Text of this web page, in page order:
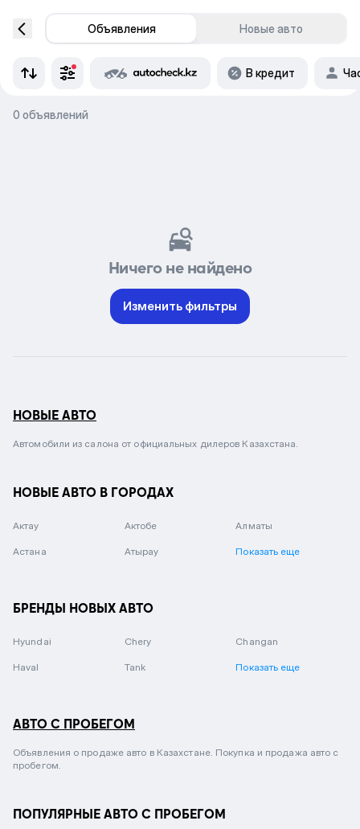
Объявления Новые авто
В кредит
0 объявлений
Ничего не найдено
Изменить фильтры
НОВЫЕ АВТО
Автомобили из салона от официальных дилеров Казахстана.
НОВЫЕ АВТО В ГОРОДАХ
Актау Актобе Алматы
Астана Атырау Показать еще
БРЕНДЫ НОВЫХ АВТО
Hyundai Chery Changan
Haval Tank Показать еще
АВТО С ПРОБЕГОМ
Объявления о продаже авто в Казахстане. Покупка и продажа авто с
пробегом.
ПОПУЛЯРНЫЕ АВТО С ПРОБЕГОМ